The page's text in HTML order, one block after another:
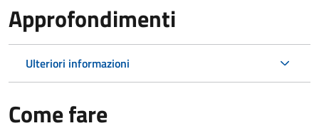
Approfondimenti
Ulteriori informazioni
Come fare